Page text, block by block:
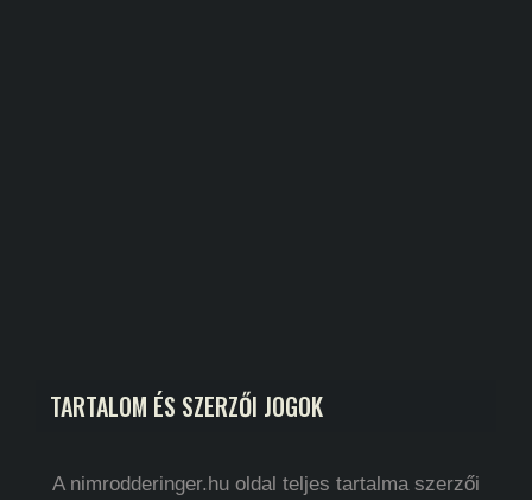
TARTALOM ÉS SZERZŐI JOGOK
A nimrodderinger.hu oldal teljes tartalma szerzői